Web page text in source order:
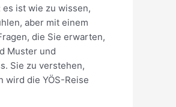
ist wie zu wissen,
aber mit einem
die Sie erwarten,
Muster und
Sie zu verstehen,
wird die YÖS-Reise